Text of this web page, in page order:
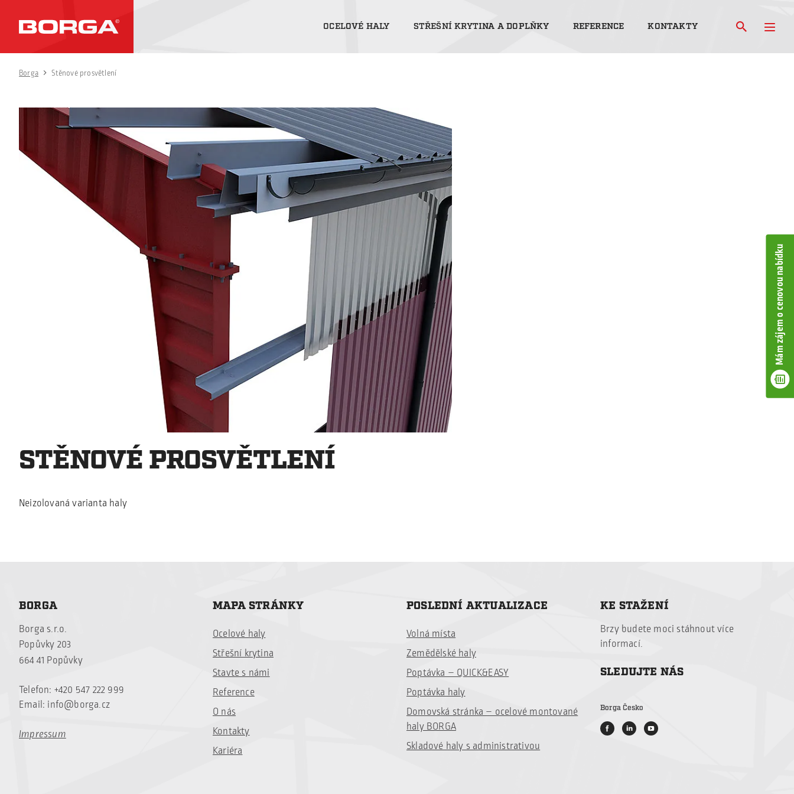
OCELOVÉ HALY STŘEŠNÍ KRYTINA A DOPLŇKY REFERENCE KONTAKTY
Mám zájem o cenovou nabídku
Borga Stěnové prosvětlení
STĚNOVÉ PROSVĚTLENÍ
Neizolovaná varianta haly
BORGA
Borga s.r.o.
Popůvky 203
664 41 Popůvky
Telefon: +420 547 222 999
Email: info@borga.cz
Impressum
MAPA STRÁNKY
Ocelové haly
Střešní krytina
Stavte s námi
Reference
O nás
Kontakty
Kariéra
POSLEDNÍ AKTUALIZACE
Volná místa
Zemědělské haly
Poptávka – QUICK&EASY
Poptávka haly
Domovská stránka – ocelové montované
haly BORGA
Skladové haly s administrativou
KE STAŽENÍ
Brzy budete moci stáhnoutvíce
informací.
SLEDUJTE NÁS
Borga Česko